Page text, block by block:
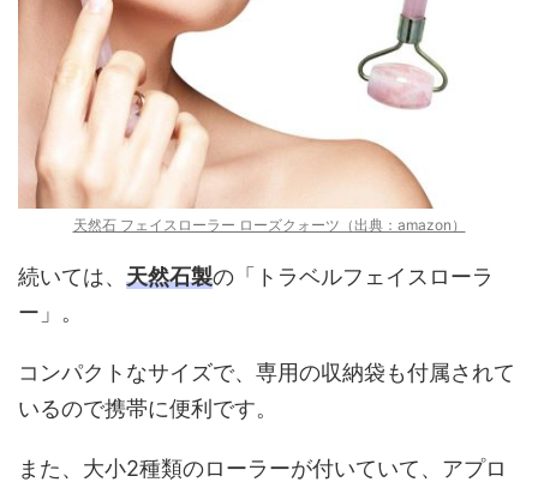
天然石 フェイスローラー ローズクォーツ（出典：amazon）
続いては、 天然石製の「トラベルフェイスローラ
ー」。
コンパクトなサイズで、専用の収納袋も付属されて
いるので携帯に便利です。
また、大小2種類のローラーが付いていて、アプロ